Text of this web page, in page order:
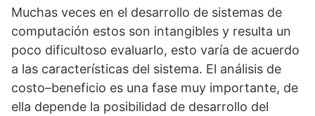
Muchas veces en el desarrollo de sistemas de
computación estos son intangibles y resulta un
poco dificultoso evaluarlo, esto varía de acuerdo
a las características del sistema. El análisis de
costo–beneficio es una fase muy importante, de
ella depende la posibilidad de desarrollo del